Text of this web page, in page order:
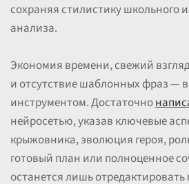
сохраняя стилистику школьного
анализа.
Экономия времени, свежий
и отсутствие шаблонных фраз —
инструментом. Достаточно
нейросетью, указав ключевые
крыжовника, эволюция героя,
готовый план или полноценное
останется лишь отредактировать